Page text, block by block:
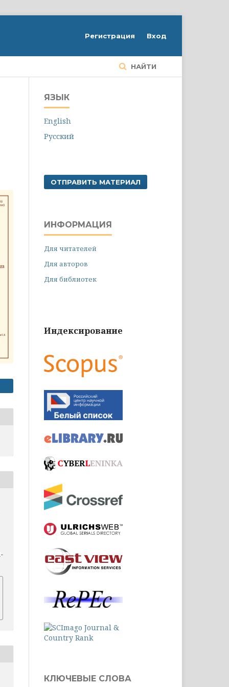
НАЙТИ
Регистрация Вход
ЯЗЫК
English
Русский
ОТПРАВИТЬ МАТЕРИАЛ
ИНФОРМАЦИЯ
Для читателей
Для авторов
Для библиотек
Индексирование
КЛЮЧЕВЫЕ СЛОВА